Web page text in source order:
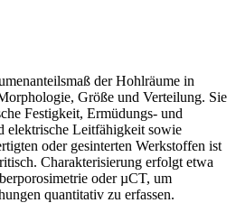
der Hohlräume in
Größe und Verteilung. Sie
Festigkeit, Ermüdungs- und
elektrische Leitfähigkeit sowie
oder gesinterten Werkstoffen ist
Charakterisierung erfolgt etwa
oder µCT, um
quantitativ zu erfassen.